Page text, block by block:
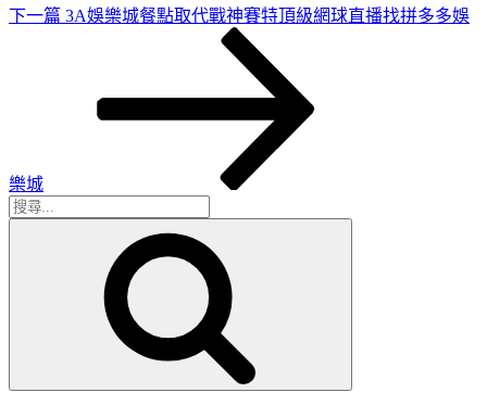
下
下一篇 3A娛樂城餐點取代戰神賽特頂級網球直播找拼多多娛
樂城
搜